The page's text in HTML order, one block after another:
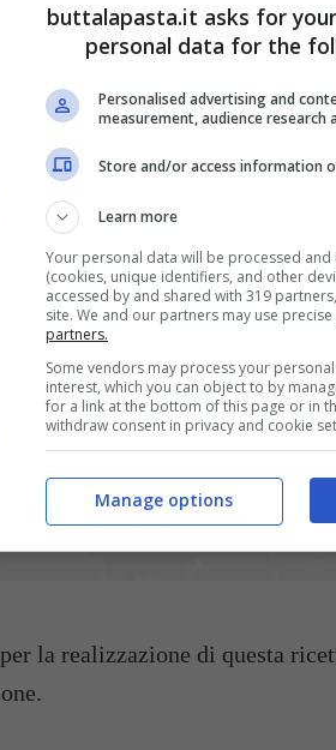
la realizzazione di questa
buttalapasta.it asks for
personal data for the
Personalised advertising and
measurement, audience research
Store and/or access information
Learn more
Your personal data will be processed
(cookies, unique identifiers, and other
accessed by and shared with 319
site. We and our partners may use
partners.
Some vendors may process your
interest, which you can object to by
for a link at the bottom of this page or in
withdraw consent in privacy and cookie
Manage options